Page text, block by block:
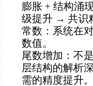
膨胀 + 结构涌
级提升 → 共识
常数：系统在
数值。
尾数增加：不
层结构的解析
需的精度提升。